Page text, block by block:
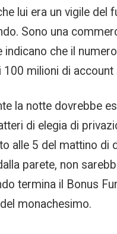
lui era un vigile del
Sono una
che il
milioni di account
la notte dovrebbe
di elegia di
alle 5 del mattino di
parete, non
termina il Bonus
monachesimo.